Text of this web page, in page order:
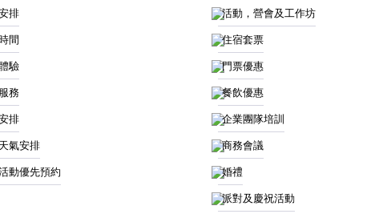
排
間
驗
務
排
氣安排
動優先預約
活動，營會及工作坊
住宿套票
門票優惠
餐飲優惠
企業團隊培訓
商務會議
婚禮
派對及慶祝活動